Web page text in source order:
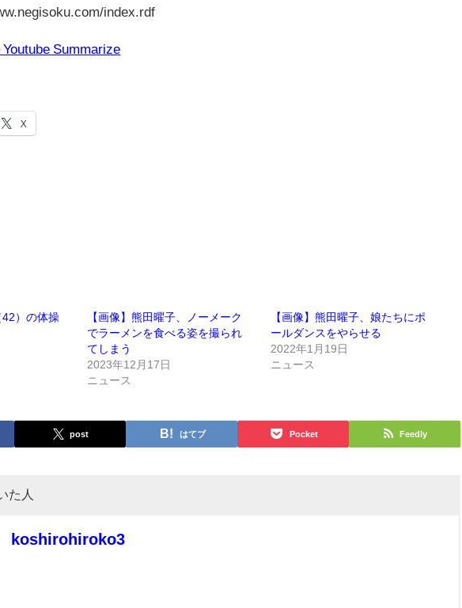
index.rdf
Youtube Summarize
X
42）の体操
【画像】熊田曜子、ノーメーク
でラーメンを食べる姿を撮られ
てしまう
2023年12月17日
ニュース
【画像】熊田曜子、娘たちにポ
ールダンスをやらせる
2022年1月19日
ニュース
post はてブ Pocket Feedly
た人
koshirohiroko3